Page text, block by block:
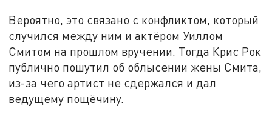
Вероятно, это связано с конфликтом, который
случился между ним и актёром Уиллом
Смитом на прошлом вручении. Тогда Крис Рок
публично пошутил об облысении жены Смита,
из-за чего артист не сдержался и дал
ведущему пощёчину.